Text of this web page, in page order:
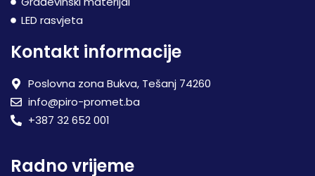
LED rasvjeta
Kontakt informacije
Poslovna zona Bukva, Tešanj 74260
info@piro-promet.ba
+387 32 652 001
Radno vrijeme